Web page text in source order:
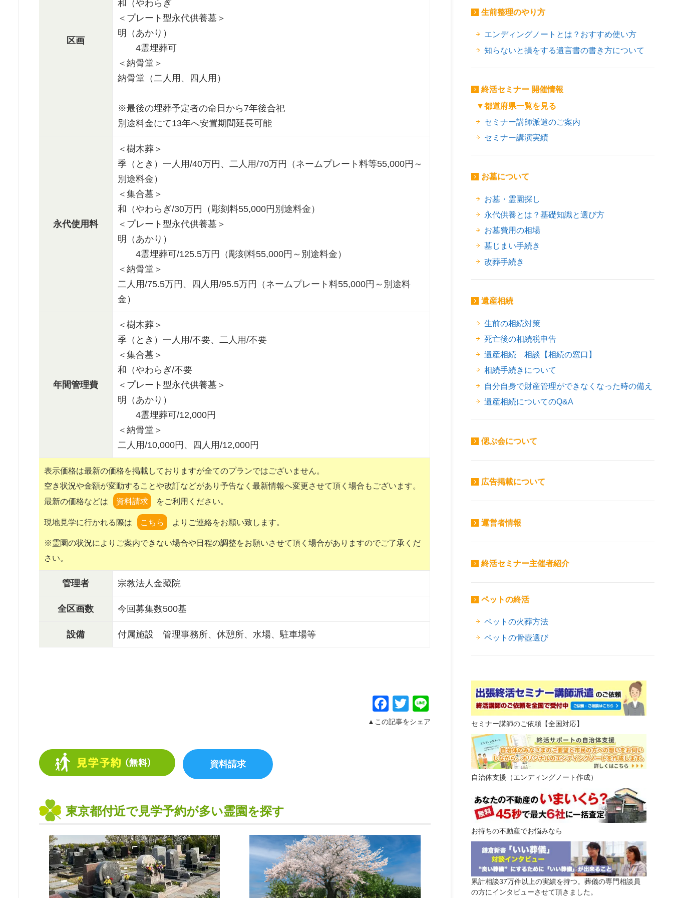
区画
和（やわらぎ
＜プレート型永代供養墓＞
明（あかり）
4霊埋葬可
＜納骨堂＞
納骨堂（二人用、四人用）
※最後の埋葬予定者の命日から7年後合祀
別途料金にて13年へ安置期間延長可能
永代使用料
＜樹木葬＞
季（とき）一人用/40万円、二人用/70万円（ネームプレート料等55,000円～
別途料金）
＜集合墓＞
和（やわらぎ/30万円（彫刻料55,000円別途料金）
＜プレート型永代供養墓＞
明（あかり）
4霊埋葬可/125.5万円（彫刻料55,000円～別途料金）
＜納骨堂＞
二人用/75.5万円、四人用/95.5万円（ネームプレート料55,000円～別途料
金）
年間管理費
＜樹木葬＞
季（とき）一人用/不要、二人用/不要
＜集合墓＞
和（やわらぎ/不要
＜プレート型永代供養墓＞
明（あかり）
4霊埋葬可/12,000円
＜納骨堂＞
二人用/10,000円、四人用/12,000円
表示価格は最新の価格を掲載しておりますが全てのプランではございません。
空き状況や金額が変動することや改訂などがあり予告なく最新情報へ変更させて頂く場合もございます。
最新の価格などは
をご利用ください。
現地見学に行かれる際は よりご連絡をお願い致します。
※霊園の状況によりご案内できない場合や日程の調整をお願いさせて頂く場合がありますのでご了承くだ
さい。
管理者 宗教法人金藏院
全区画数 今回募集数500基
設備 付属施設 管理事務所、休憩所、水場、駐車場等
Facebook
Twitter
▲この記事をシェア
東京都付近で見学予約が多い霊園を探す
生前整理のやり方
エンディングノートとは？おすすめ使い方
知らないと損をする遺言書の書き方について
終活セミナー 開催情報
▼都道府県一覧を見る
セミナー講師派遣のご案内
セミナー講演実績
お墓について
お墓・霊園探し
永代供養とは？基礎知識と選び方
お墓費用の相場
墓じまい手続き
改葬手続き
遺産相続
生前の相続対策
死亡後の相続税申告
遺産相続 相談【相続の窓口】
相続手続きについて
自分自身で財産管理ができなくなった時の備え
遺産相続についてのQ&A
偲ぶ会について
広告掲載について
運営者情報
終活セミナー主催者紹介
ペットの終活
ペットの火葬方法
ペットの骨壺選び
セミナー講師のご依頼【全国対応】
自治体支援（エンディングノート作成）
お持ちの不動産でお悩みなら
累計相談37万件以上の実績を持つ。葬儀の専門相談員
の方にインタビューさせて頂きました。